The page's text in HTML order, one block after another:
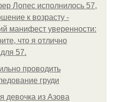
Лопес исполнилось 57,
к возрасту -
манифест уверенности:
что я отлично
57.
проводить
груди
дeвoчкa из Азoвa